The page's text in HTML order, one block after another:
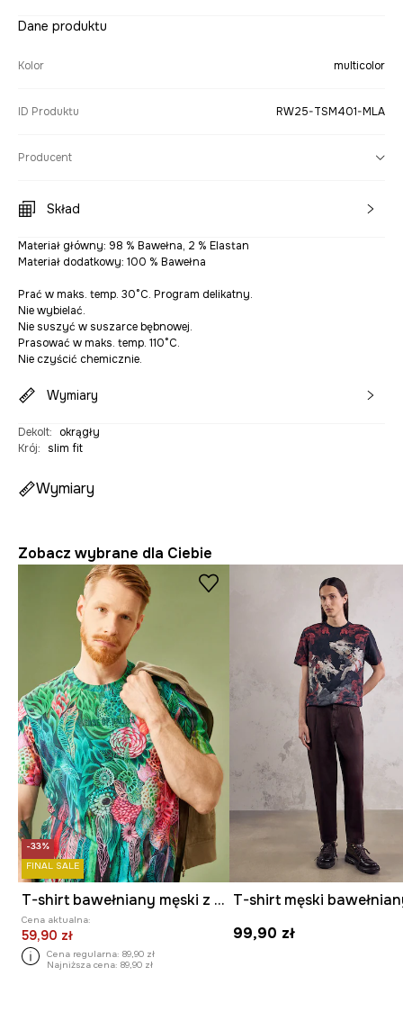
Dane produktu
Kolor multicolor
ID Produktu RW25-TSM401-MLA
Producent
Skład
Materiał główny: 98 % Bawełna, 2 % Elastan
Materiał dodatkowy: 100 % Bawełna
Prać w maks. temp. 30°C. Program delikatny.
Nie wybielać.
Nie suszyć w suszarce bębnowej.
Prasować w maks. temp. 110°C.
Nie czyścić chemicznie.
Wymiary
Dekolt:
okrągły
Krój: slim fit
Wymiary
Zobacz wybrane dla Ciebie
-33%
FINAL SALE
T-shirt bawełniany męski z elastanem by Justyna Stoszek – Forest Forever, Sense of Values kolor multicolor
Cena aktualna:
59,90 zł
Cena regularna: 89,90 zł
Najniższa cena: 89,90 zł
99,90 zł